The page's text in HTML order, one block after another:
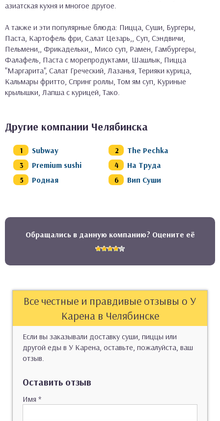
азиатская кухня и многое другое.
А также и эти популярные блюда: Пицца, Суши, Бургеры,
Паста, Картофель фри, Салат Цезарь,, Суп, Сэндвичи,
Пельмени,, Фрикадельки,, Мисо суп, Рамен, Гамбургеры,
Фалафель, Паста с морепродуктами, Шашлык, Пицца
"Маргарита", Салат Греческий, Лазанья, Терияки курица,
Кальмары фритто, Спринг роллы, Том ям суп, Куриные
крылышки, Лапша с курицей, Тако.
Другие компании Челябинска
Subway
The Pechka
Premium sushi
На Труда
Родная
Вип Суши
Обращались в данную компанию? Оцените её
Все честные и правдивые отзывы о У
Карена в Челябинске
Если вы заказывали доставку суши, пиццы или
другой еды в У Карена, оставьте, пожалуйста, ваш
отзыв.
Оставить отзыв
Имя *